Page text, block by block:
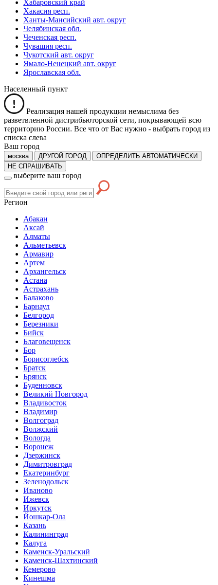
Хабаровский край
Хакасия респ.
Ханты-Мансийский авт. округ
Челябинская обл.
Чеченская респ.
Чувашия респ.
Чукотский авт. округ
Ямало-Ненецкий авт. округ
Ярославская обл.
Населенный пункт
Реализация нашей продукции немыслима без
разветвленной дистрибьюторской сети, покрывающей всю
территорию России. Все что от Вас нужно - выбрать город из
списка слева
Ваш город
москва ДРУГОЙ ГОРОД
ОПРЕДЕЛИТЬ АВТОМАТИЧЕСКИ
НЕ СПРАШИВАТЬ
выберите ваш город
Регион
Абакан
Аксай
Алматы
Альметьевск
Армавир
Артем
Архангельск
Астана
Астрахань
Балаково
Барнаул
Белгород
Березники
Бийск
Благовещенск
Бор
Борисоглебск
Братск
Брянск
Буденновск
Великий Новгород
Владивосток
Владимир
Волгоград
Волжский
Вологда
Воронеж
Дзержинск
Димитровград
Екатеринбург
Зеленодольск
Иваново
Ижевск
Иркутск
Йошкар-Ола
Казань
Калининград
Калуга
Каменск-Уральский
Каменск-Шахтинский
Кемерово
Кинешма